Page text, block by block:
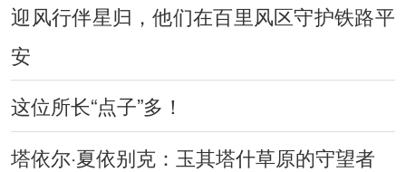
迎风行伴星归，他们在百里风区守护铁路平
安
这位所长“点子”多！
塔依尔·夏依别克：玉其塔什草原的守望者